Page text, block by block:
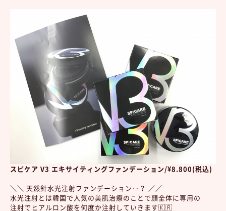
スピケア V3 エキサイティングファンデーション/¥8.800(税込)
＼＼ 天然針水光注射ファンデーション‥？ ／／
水光注射とは韓国で人気の美肌治療のことで顔全体に専用の
注射でヒアルロン酸を何度か注射していきます🇰🇷